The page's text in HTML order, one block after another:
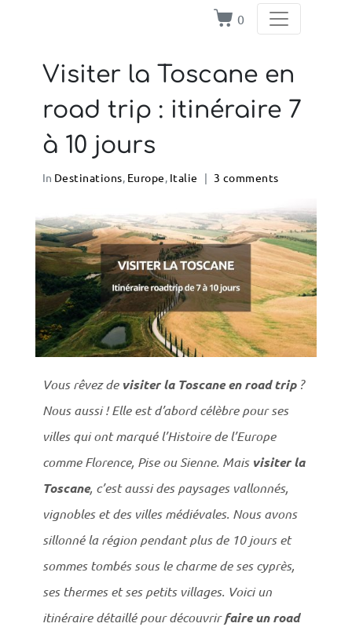
0
Visiter la Toscane en
road trip : itinéraire 7
à 10 jours
In Destinations, Europe, Italie 3 comments
Vous rêvez de visiter la Toscane en road trip ?
Nous aussi ! Elle est d’abord célèbre pour ses
villes qui ont marqué l’Histoire de l’Europe
comme Florence, Pise ou Sienne. Mais visiter la
Toscane, c’est aussi des paysages vallonnés,
vignobles et des villes médiévales. Nous avons
sillonné la région pendant plus de 10 jours et
sommes tombés sous le charme de ses cyprès,
ses thermes et ses petits villages. Voici un
itinéraire détaillé pour découvrirfaire un road